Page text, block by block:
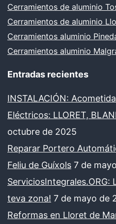
Cerramientos de aluminio
Cerramientos de aluminio
Cerramientos aluminio
Cerramientos aluminio
Entradas recientes
INSTALACIÓN:
Eléctricos: LLORET,
octubre de 2025
Reparar Portero
Feliu de Guíxols 7 de
ServiciosIntegrales.ORG:
teva zona! 7 de mayo de
Reformas en Lloret de